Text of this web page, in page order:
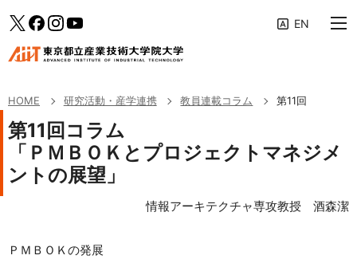
研究活動・産学連携
入学案内
Twitterfacebook
Instagram
HOME 研究活動・産学連携 教員連載コラム 第11回
第11回コラム
「ＰＭＢＯＫとプロジェクトマネジメ
ントの展望」
情報アーキテクチャ専攻教授 酒森潔
ＰＭＢＯＫの発展